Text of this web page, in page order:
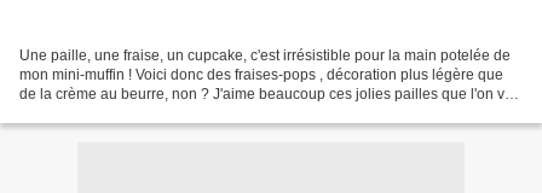
Une paille, une fraise, un cupcake, c'est irrésistible pour la main potelée de
mon mini-muffin ! Voici donc des fraises-pops , décoration plus légère que
de la crème au beurre, non ? J'aime beaucoup ces jolies pailles que l'on voit